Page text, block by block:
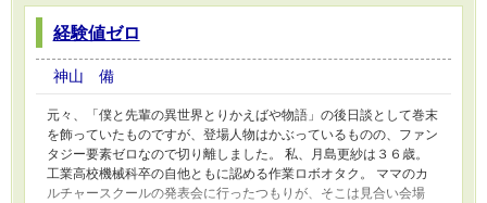
経験値ゼロ
神山 備
元々、「僕と先輩の異世界とりかえばや物語」の後日談として巻末
を飾っていたものですが、登場人物はかぶっているものの、ファン
タジー要素ゼロなので切り離しました。 私、月島更紗は３６歳。
工業高校機械科卒の自他ともに認める作業ロボオタク。 ママのカ
ルチャースクールの発表会に行ったつもりが、そこは見合い会場